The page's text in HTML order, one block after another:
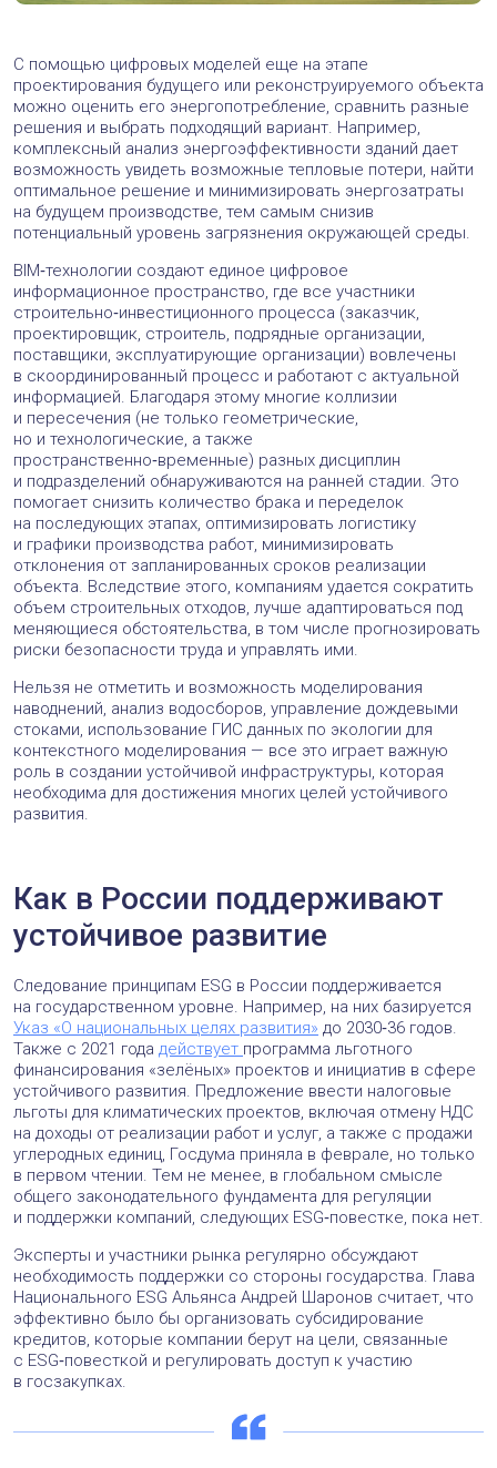
С помощью цифровых моделей еще на этапе
проектирования будущего или реконструируемого объекта
можно оценить его энергопотребление, сравнить разные
решения и выбрать подходящий вариант. Например,
комплексный анализ энергоэффективности зданий дает
возможность увидеть возможные тепловые потери, найти
оптимальное решение и минимизировать энергозатраты
на будущем производстве, тем самым снизив
потенциальный уровень загрязнения окружающей среды.
BIM‑технологии создают единое цифровое
информационное пространство, где все участники
строительно‑инвестиционного процесса (заказчик,
проектировщик, строитель, подрядные организации,
поставщики, эксплуатирующие организации) вовлечены
в скоординированный процесс и работают с актуальной
информацией. Благодаря этому многие коллизии
и пересечения (не только геометрические,
но и технологические, а также
пространственно‑временные) разных дисциплин
и подразделений обнаруживаются на ранней стадии. Это
помогает снизить количество брака и переделок
на последующих этапах, оптимизировать логистику
и графики производства работ, минимизировать
отклонения от запланированных сроков реализации
объекта. Вследствие этого, компаниям удается сократить
объем строительных отходов, лучше адаптироваться под
меняющиеся обстоятельства, в том числе прогнозировать
риски безопасности труда и управлять ими.
Нельзя не отметить и возможность моделирования
наводнений, анализ водосборов, управление дождевыми
стоками, использование ГИС данных по экологии для
контекстного моделирования — все это играет важную
роль в создании устойчивой инфраструктуры, которая
необходима для достижения многих целей устойчивого
развития.
Как в России поддерживают
устойчивое развитие
Следование принципам ESG в России поддерживается
на государственном уровне. Например, на них базируется
Указ «О национальных целях развития» до 2030‑36 годов.
Также с 2021 года действует программа льготного
финансирования «зелёных» проектов и инициатив в сфере
устойчивого развития. Предложение ввести налоговые
льготы для климатических проектов, включая отмену НДС
на доходы от реализации работ и услуг, а также с продажи
углеродных единиц, Госдума приняла в феврале, но только
в первом чтении. Тем не менее, в глобальном смысле
общего законодательного фундамента для регуляции
и поддержки компаний, следующих ESG‑повестке, пока нет.
Эксперты и участники рынка регулярно обсуждают
необходимость поддержки со стороны государства. Глава
Национального ESG Альянса Андрей Шаронов считает, что
эффективно было бы организовать субсидирование
кредитов, которые компании берут на цели, связанные
с ESG‑повесткой и регулировать доступ к участию
в госзакупках.